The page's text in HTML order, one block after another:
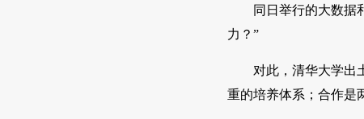
同日举行的大数据
力？”
对此，清华大学出
重的培养体系；合作是